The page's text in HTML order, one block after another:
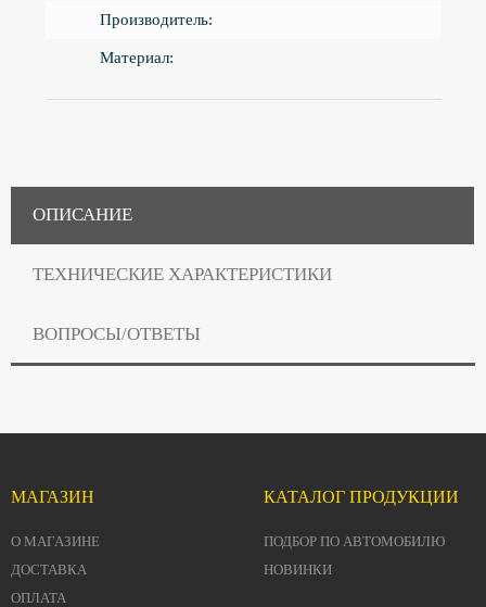
Производитель:
Материал:
ОПИСАНИЕ
ТЕХНИЧЕСКИЕ ХАРАКТЕРИСТИКИ
ВОПРОСЫ/ОТВЕТЫ
МАГАЗИН
О МАГАЗИНЕ
ДОСТАВКА
ОПЛАТА
КАТАЛОГ ПРОДУКЦИИ
ПОДБОР ПО АВТОМОБИЛЮ
НОВИНКИ